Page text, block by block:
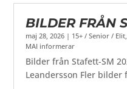
BILDER FRÅN
maj 28, 2026 | 15+ / Senior / Elit
MAI informerar
Bilder från Stafett-SM
Leandersson Fler bilder